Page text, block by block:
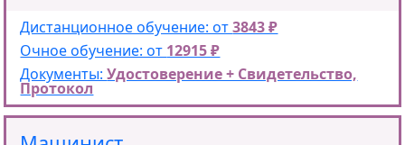
Дистанционное обучение: от3843 ₽
Очное обучение: от 12915 ₽
Документы:Удостоверение + Свидетельство,
Протокол